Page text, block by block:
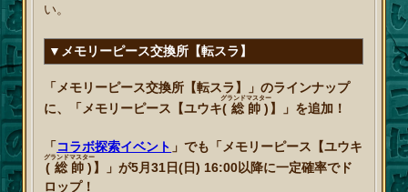
い。
▼メモリーピース交換所【転スラ】
「メモリーピース交換所【転スラ】」のラインナップ
に、「メモリーピース【ユウキ(総帥)
グランドマスター
】」を追加！
「コラボ探索イベント 」でも「メモリーピース【ユウキ
(総帥)
グランドマスター
】」が5月31日(日) 16:00以降に一定確率でド
ロップ！